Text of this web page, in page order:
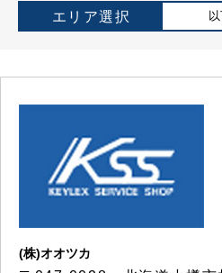
エリア選択
(株)オオツカ